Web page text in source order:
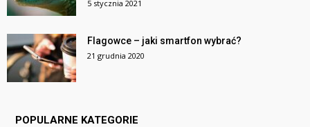
5 stycznia 2021
Flagowce – jaki smartfon wybrać?
21 grudnia 2020
POPULARNE KATEGORIE